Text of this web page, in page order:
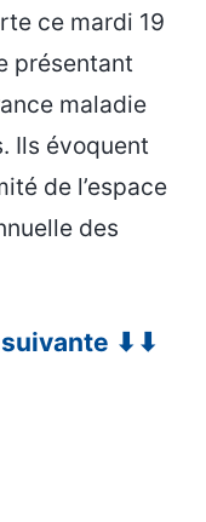
ce mardi 19
présentant
maladie
Ils évoquent
de l’espace
des
suivante ⬇⬇